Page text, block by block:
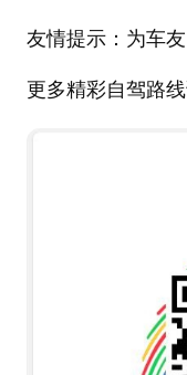
友情提示：为车
更多精彩自驾路